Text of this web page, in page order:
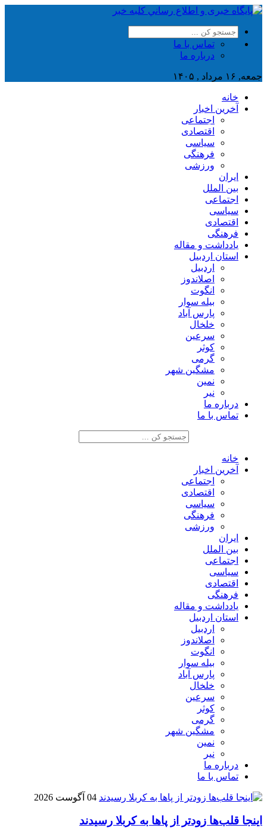
تماس با ما
درباره ما
جمعه, ۱۶ مرداد , ۱۴۰۵
خانه
آخرین اخبار
اجتماعی
اقتصادی
سیاسی
فرهنگی
ورزشی
ایران
بین الملل
اجتماعی
سیاسی
اقتصادی
فرهنگی
یادداشت و مقاله
استان اردبیل
اردبیل
اصلاندوز
انگوت
بیله سوار
پارس آباد
خلخال
سرعین
کوثر
گرمی
مشگین شهر
نمین
نیر
درباره ما
تماس با ما
خانه
آخرین اخبار
اجتماعی
اقتصادی
سیاسی
فرهنگی
ورزشی
ایران
بین الملل
اجتماعی
سیاسی
اقتصادی
فرهنگی
یادداشت و مقاله
استان اردبیل
اردبیل
اصلاندوز
انگوت
بیله سوار
پارس آباد
خلخال
سرعین
کوثر
گرمی
مشگین شهر
نمین
نیر
درباره ما
تماس با ما
04 آگوست 2026
اینجا قلب‌ها زودتر از پاها به کربلا رسیدند